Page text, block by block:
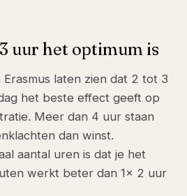
uur het optimum is
Erasmus laten zien dat 2 tot 3
het beste effect geeft op
Meer dan 4 uur staan
dan winst.
aantal uren is dat je het
werkt beter dan 1x 2 uur